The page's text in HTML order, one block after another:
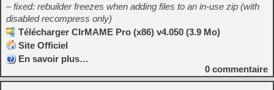
– fixed: rebuilder freezes when adding files to an in-use zip (with
disabled recompress only)
Télécharger ClrMAME Pro (x86) v4.050 (3.9 Mo)
Site Officiel
En savoir plus…
0 commentaire